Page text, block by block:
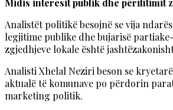
Midis interesit publik dhe përifitimit
Analistët politikë besojnë se vija
legjitime publike dhe bujarisë
zgjedhjeve lokale është
Analisti Xhelal Neziri beson se
aktualë të komunave po përdorin
marketing politik.